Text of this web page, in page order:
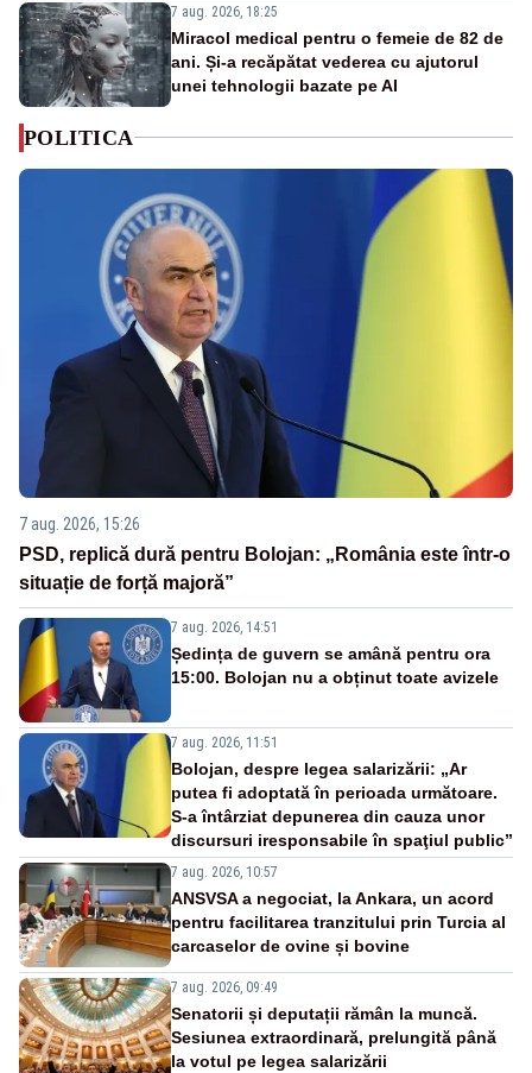
7 aug. 2026, 18:25
Miracol medical pentru o femeie de 82 de
ani. Și-a recăpătat vederea cu ajutorul
unei tehnologii bazate pe AI
POLITICA
7 aug. 2026, 15:26
PSD, replică dură pentru Bolojan: „România este într-o
situație de forță majoră”
7 aug. 2026, 14:51
Ședința de guvern se amână pentru ora
15:00. Bolojan nu a obținut toate avizele
7 aug. 2026, 11:51
Bolojan, despre legea salarizării: „Ar
putea fi adoptată în perioada următoare.
S-a întârziat depunerea din cauza unor
discursuri iresponsabile în spaţiul public”
7 aug. 2026, 10:57
ANSVSA a negociat, la Ankara, un acord
pentru facilitarea tranzitului prin Turcia al
carcaselor de ovine și bovine
7 aug. 2026, 09:49
Senatorii și deputații rămân la muncă.
Sesiunea extraordinară, prelungită până
la votul pe legea salarizării